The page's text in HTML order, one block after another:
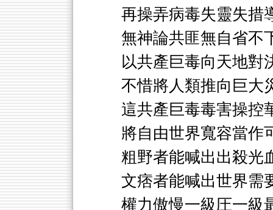
再操弄病毒失靈失措
無神論共匪無自省不
以共產巨毒向天地對
不惜將人類推向巨
這共產巨毒毒害操控
將自由世界寬容當作
粗野者能喊出出殺光
文痞者能喊出世界需
權力傲慢一級圧一級